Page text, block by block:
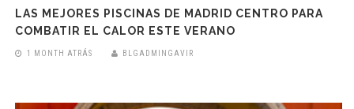
LAS MEJORES PISCINAS DE MADRID CENTRO PARA
COMBATIR EL CALOR ESTE VERANO
1 MONTH ATRÁS BLGADMINGAVIR